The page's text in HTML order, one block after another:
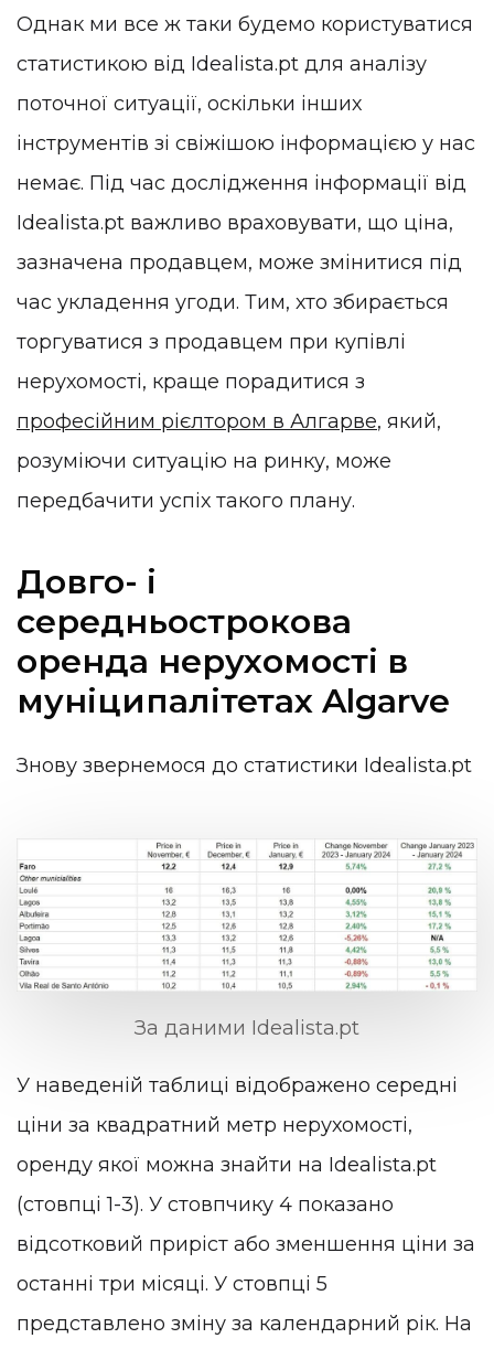
Однак ми все ж таки будемо користуватися
статистикою від Idealista.pt для аналізу
поточної ситуації, оскільки інших
інструментів зі свіжішою інформацією у нас
немає. Під час дослідження інформації від
Idealista.pt важливо враховувати, що ціна,
зазначена продавцем, може змінитися під
час укладення угоди. Тим, хто збирається
торгуватися з продавцем при купівлі
нерухомості, краще порадитися з
професійним рієлтором в Алгарве, який,
розуміючи ситуацію на ринку, може
передбачити успіх такого плану.
Довго- і
середньострокова
оренда нерухомості в
муніципалітетах Algarve
Знову звернемося до статистики Idealista.pt
За даними Idealista.pt
У наведеній таблиці відображено середні
ціни за квадратний метр нерухомості,
оренду якої можна знайти на Idealista.pt
(стовпці 1-3). У стовпчику 4 показано
відсотковий приріст або зменшення ціни за
останні три місяці. У стовпці 5
представлено зміну за календарний рік. На